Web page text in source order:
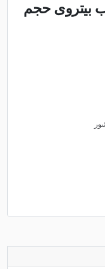
بیتروی حجم